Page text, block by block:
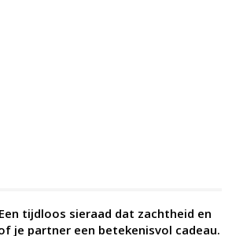
tijdloos sieraad dat zachtheid en
je partner een betekenisvol cadeau.